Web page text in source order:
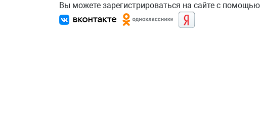
Вы можете зарегистрироваться на сайте с